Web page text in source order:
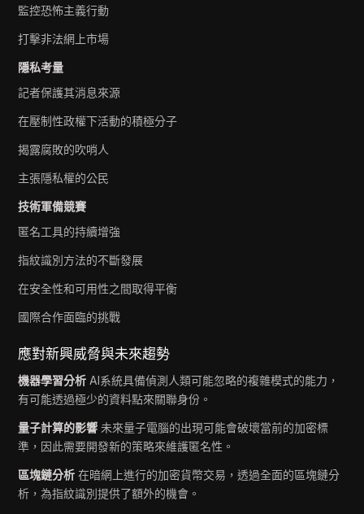
監控恐怖主義行動
打擊非法網上市場
隱私考量
記者保護其消息來源
在壓制性政權下活動的積極分子
揭露腐敗的吹哨人
主張隱私權的公民
技術軍備競賽
匿名工具的持續增強
指紋識別方法的不斷發展
在安全性和可用性之間取得平衡
國際合作面臨的挑戰
應對新興威脅與未來趨勢
機器學習分析 AI系統具備偵測人類可能忽略的複雜模式的能力，
有可能透過極少的資料點來關聯身份。
量子計算的影響 未來量子電腦的出現可能會破壞當前的加密標
準，因此需要開發新的策略來維護匿名性。
區塊鏈分析 在暗網上進行的加密貨幣交易，透過全面的區塊鏈分
析，為指紋識別提供了額外的機會。